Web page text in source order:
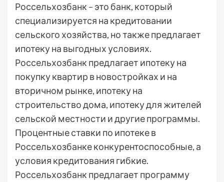
Россельхозбанк – это банк, который
специализируется на кредитовании
сельского хозяйства, но также предлагает
ипотеку на выгодных условиях.
Россельхозбанк предлагает ипотеку на
покупку квартир в новостройках и на
вторичном рынке, ипотеку на
строительство дома, ипотеку для жителей
сельской местности и другие программы.
Процентные ставки по ипотеке в
Россельхозбанке конкурентоспособные, а
условия кредитования гибкие.
Россельхозбанк предлагает программу